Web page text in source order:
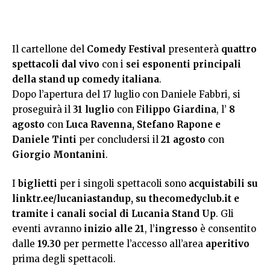
Il cartellone del Comedy Festival presenterà quattro
spettacoli dal vivo con i sei esponenti principali
della stand up comedy italiana.
Dopo l’apertura del 17 luglio con Daniele Fabbri, si
proseguirà il 31 luglio con Filippo Giardina, l’ 8
agosto con Luca Ravenna, Stefano Rapone e
Daniele Tinti per concludersi il 21 agosto con
Giorgio Montanini.
I biglietti per i singoli spettacoli sono acquistabili su
linktr.ee/lucaniastandup, su thecomedyclub.it e
tramite i canali social di Lucania Stand Up. Gli
eventi avranno inizio alle 21 , l’ingresso è consentito
dalle 19.30 per permette l’accesso all’area aperitivo
prima degli spettacoli.